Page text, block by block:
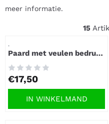
meer informatie.
15
Artikelnummer
.
Paard met veulen bedrukt
Prijs: 17,50
€17,50
IN WINKELMAND